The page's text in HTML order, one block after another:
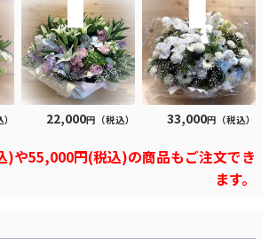
22,000円（税込） 33,000円（税込）
や55,000円(税込)の商品もご注文でき
ます。